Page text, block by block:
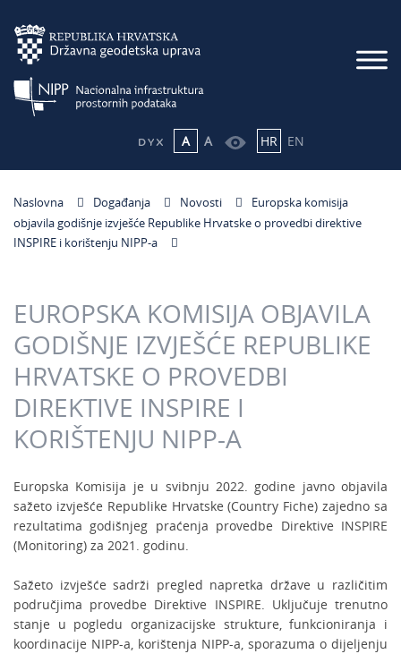
A A HR EN
Naslovna Događanja Novosti
Europska komisija
objavila godišnje izvješće Republike Hrvatske o provedbi direktive
INSPIRE i korištenju NIPP-a
EUROPSKA KOMISIJA OBJAVILA
GODIŠNJE IZVJEŠĆE REPUBLIKE
HRVATSKE O PROVEDBI
DIREKTIVE INSPIRE I
KORIŠTENJU NIPP-A
Europska Komisija je u svibnju 2022. godine javno objavila
sažeto izvješće Republike Hrvatske (Country Fiche) zajedno sa
rezultatima godišnjeg praćenja provedbe Direktive INSPIRE
(Monitoring) za 2021. godinu.
Sažeto izvješće sadrži pregled napretka države u različitim
područjima provedbe Direktive INSPIRE. Uključuje trenutno
stanje u pogledu organizacijske strukture, funkcioniranja i
koordinacije NIPP-a, korištenja NIPP-a, sporazuma o dijeljenju